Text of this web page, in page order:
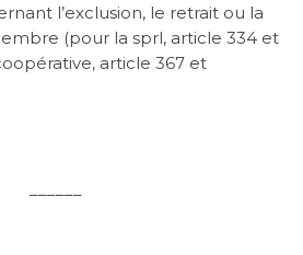
l’exclusion, le retrait ou la
(pour la sprl, article 334 et
, article 367 et